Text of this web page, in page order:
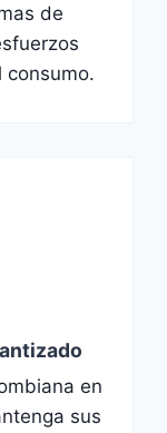
de
consumo.
en
sus